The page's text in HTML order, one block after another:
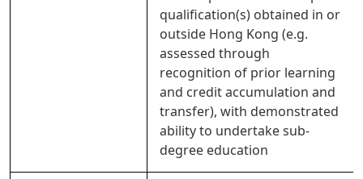
qualification(s) obtained in or
outside Hong Kong (e.g.
assessed through
recognition of prior learning
and credit accumulation and
transfer), with demonstrated
ability to undertake sub-
degree education